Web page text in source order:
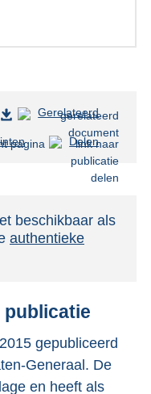
Gerelateerd
Delen
beschikbaar als
authentieke
publicatie
gepubliceerd
Generaal. De
en heeft als